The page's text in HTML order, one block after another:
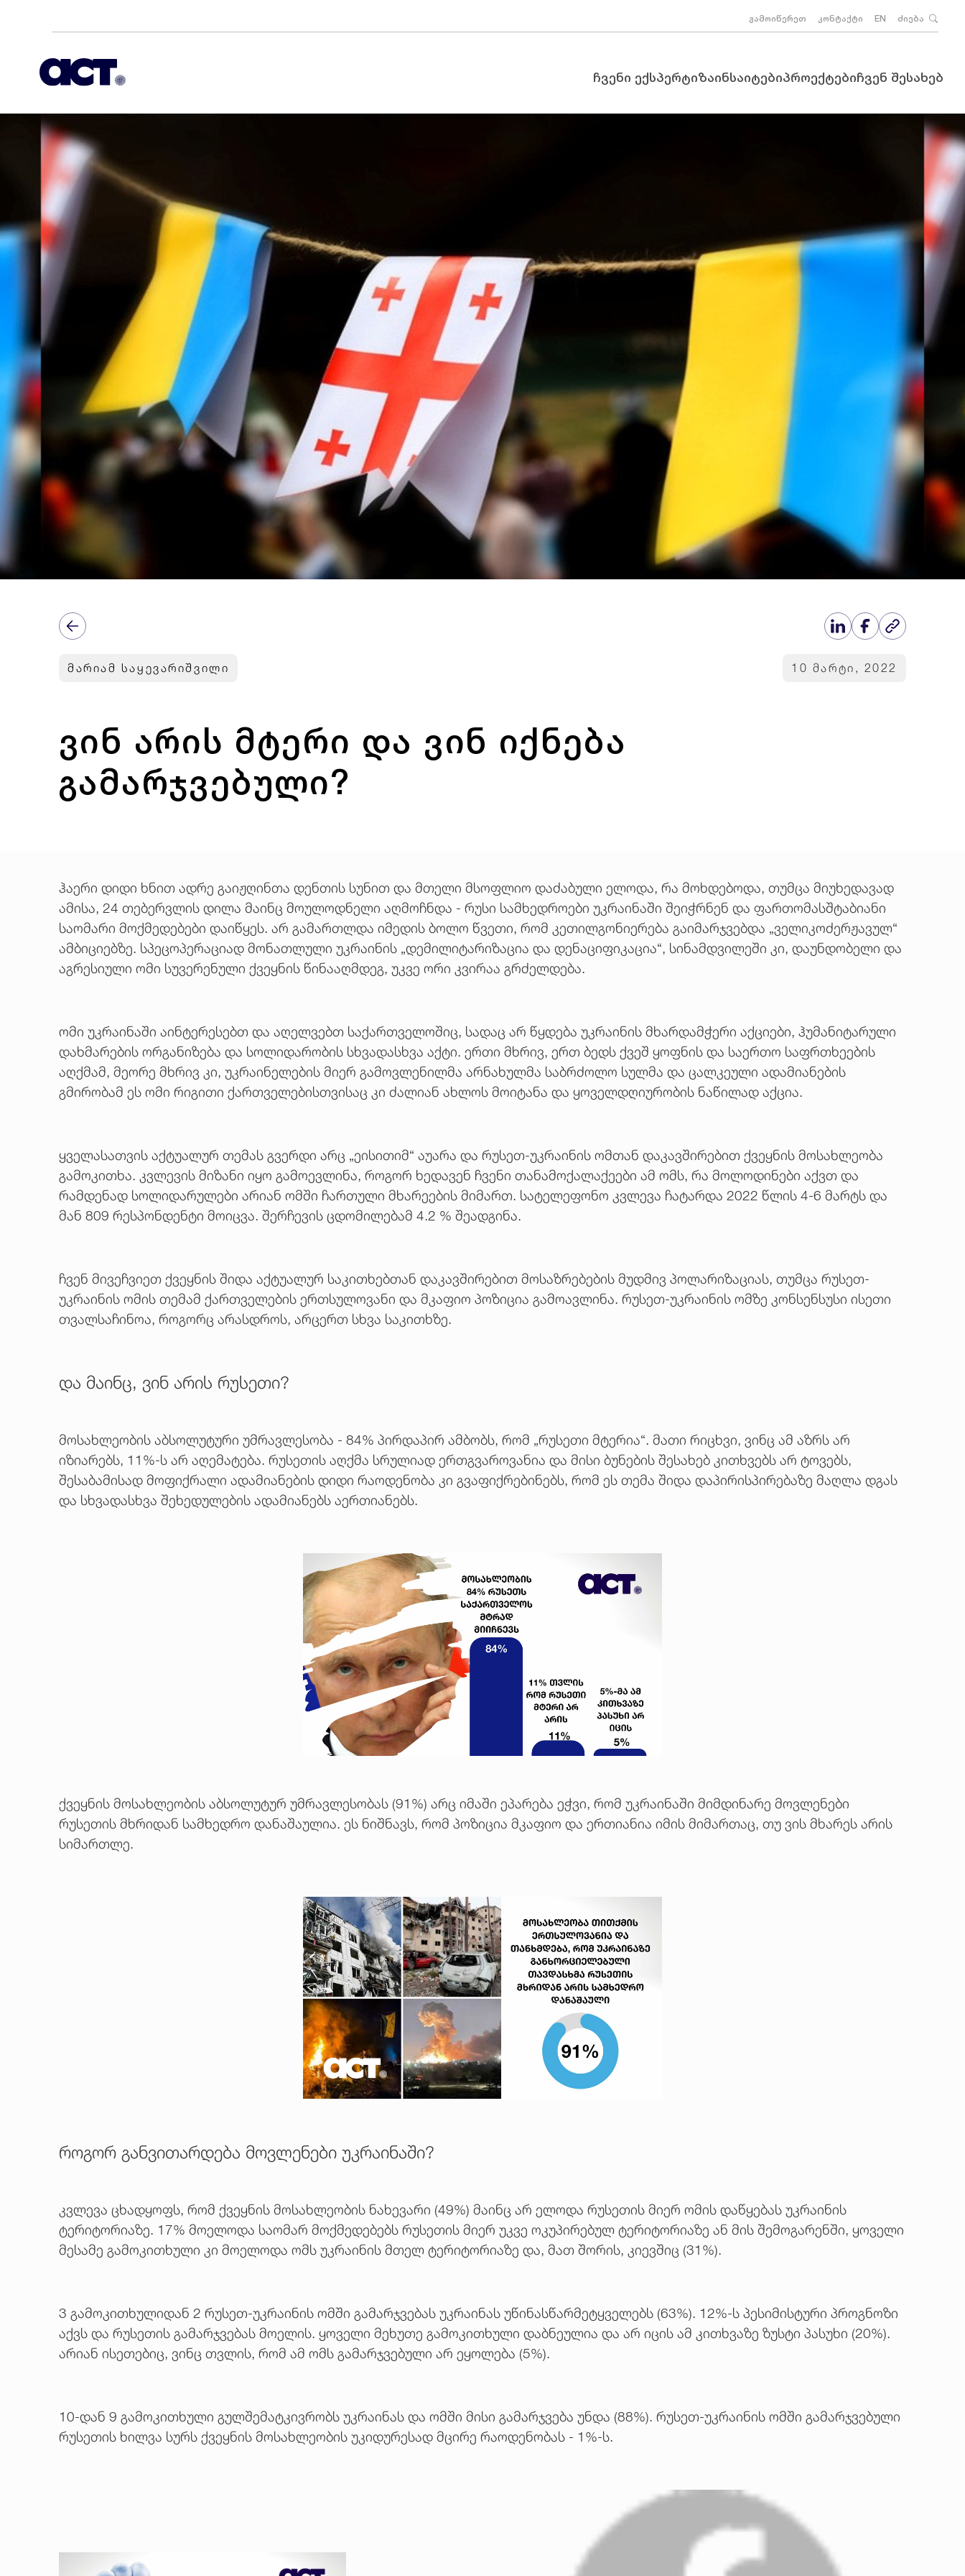
გამოიწერეთ კონტაქტი EN ძიება
ჩვენი ექსპერტიზაინსაიტებიპროექტებიჩვენ შესახებ
მარიამ საყევარიშვილი 10 მარტი, 2022
ვინ არის მტერი და ვინ იქნება
გამარჯვებული?
ჰაერი დიდი ხნით ადრე გაიჟღინთა დენთის სუნით და მთელი მსოფლიო დაძაბული ელოდა, რა მოხდებოდა, თუმცა მიუხედავად
ამისა, 24 თებერვლის დილა მაინც მოულოდნელი აღმოჩნდა - რუსი სამხედროები უკრაინაში შეიჭრნენ და ფართომასშტაბიანი
საომარი მოქმედებები დაიწყეს. არ გამართლდა იმედის ბოლო წვეთი, რომ კეთილგონიერება გაიმარჯვებდა „ველიკოძერჟავულ“
ამბიციებზე. სპეცოპერაციად მონათლული უკრაინის „დემილიტარიზაცია და დენაციფიკაცია“, სინამდვილეში კი, დაუნდობელი და
აგრესიული ომი სუვერენული ქვეყნის წინააღმდეგ, უკვე ორი კვირაა გრძელდება.
ომი უკრაინაში აინტერესებთ და აღელვებთ საქართველოშიც, სადაც არ წყდება უკრაინის მხარდამჭერი აქციები, ჰუმანიტარული
დახმარების ორგანიზება და სოლიდარობის სხვადასხვა აქტი. ერთი მხრივ, ერთ ბედს ქვეშ ყოფნის და საერთო საფრთხეების
აღქმამ, მეორე მხრივ კი, უკრაინელების მიერ გამოვლენილმა არნახულმა საბრძოლო სულმა და ცალკეული ადამიანების
გმირობამ ეს ომი რიგითი ქართველებისთვისაც კი ძალიან ახლოს მოიტანა და ყოველდღიურობის ნაწილად აქცია.
ყველასათვის აქტუალურ თემას გვერდი არც „ეისითიმ“ აუარა და რუსეთ-უკრაინის ომთან დაკავშირებით ქვეყნის მოსახლეობა
გამოკითხა. კვლევის მიზანი იყო გამოევლინა, როგორ ხედავენ ჩვენი თანამოქალაქეები ამ ომს, რა მოლოდინები აქვთ და
რამდენად სოლიდარულები არიან ომში ჩართული მხარეების მიმართ. სატელეფონო კვლევა ჩატარდა 2022 წლის 4-6 მარტს და
მან 809 რესპონდენტი მოიცვა. შერჩევის ცდომილებამ 4.2 % შეადგინა.
ჩვენ მივეჩვიეთ ქვეყნის შიდა აქტუალურ საკითხებთან დაკავშირებით მოსაზრებების მუდმივ პოლარიზაციას, თუმცა რუსეთ-
უკრაინის ომის თემამ ქართველების ერთსულოვანი და მკაფიო პოზიცია გამოავლინა. რუსეთ-უკრაინის ომზე კონსენსუსი ისეთი
თვალსაჩინოა, როგორც არასდროს, არცერთ სხვა საკითხზე.
და მაინც, ვინ არის რუსეთი?
მოსახლეობის აბსოლუტური უმრავლესობა - 84% პირდაპირ ამბობს, რომ „რუსეთი მტერია“. მათი რიცხვი, ვინც ამ აზრს არ
იზიარებს, 11%-ს არ აღემატება. რუსეთის აღქმა სრულიად ერთგვაროვანია და მისი ბუნების შესახებ კითხვებს არ ტოვებს,
შესაბამისად მოფიქრალი ადამიანების დიდი რაოდენობა კი გვაფიქრებინებს, რომ ეს თემა შიდა დაპირისპირებაზე მაღლა დგას
და სხვადასხვა შეხედულების ადამიანებს აერთიანებს.
ქვეყნის მოსახლეობის აბსოლუტურ უმრავლესობას (91%) არც იმაში ეპარება ეჭვი, რომ უკრაინაში მიმდინარე მოვლენები
რუსეთის მხრიდან სამხედრო დანაშაულია. ეს ნიშნავს, რომ პოზიცია მკაფიო და ერთიანია იმის მიმართაც, თუ ვის მხარეს არის
სიმართლე.
როგორ განვითარდება მოვლენები უკრაინაში?
კვლევა ცხადყოფს, რომ ქვეყნის მოსახლეობის ნახევარი (49%) მაინც არ ელოდა რუსეთის მიერ ომის დაწყებას უკრაინის
ტერიტორიაზე. 17% მოელოდა საომარ მოქმედებებს რუსეთის მიერ უკვე ოკუპირებულ ტერიტორიაზე ან მის შემოგარენში, ყოველი
მესამე გამოკითხული კი მოელოდა ომს უკრაინის მთელ ტერიტორიაზე და, მათ შორის, კიევშიც (31%).
3 გამოკითხულიდან 2 რუსეთ-უკრაინის ომში გამარჯვებას უკრაინას უწინასწარმეტყველებს (63%). 12%-ს პესიმისტური პროგნოზი
აქვს და რუსეთის გამარჯვებას მოელის. ყოველი მეხუთე გამოკითხული დაბნეულია და არ იცის ამ კითხვაზე ზუსტი პასუხი (20%).
არიან ისეთებიც, ვინც თვლის, რომ ამ ომს გამარჯვებული არ ეყოლება (5%).
10-დან 9 გამოკითხული გულშემატკივრობს უკრაინას და ომში მისი გამარჯვება უნდა (88%). რუსეთ-უკრაინის ომში გამარჯვებული
რუსეთის ხილვა სურს ქვეყნის მოსახლეობის უკიდურესად მცირე რაოდენობას - 1%-ს.